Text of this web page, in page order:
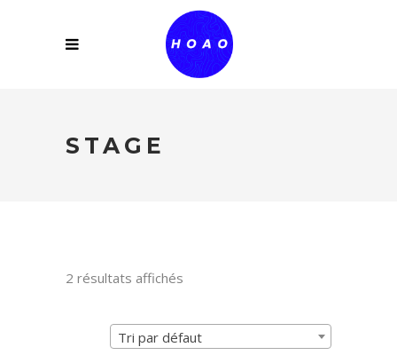
STAGE
2 résultats affichés
Tri par défaut